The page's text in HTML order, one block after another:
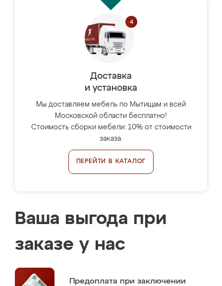
Доставка
и установка
Мы доставляем мебель по Мытищам и всей
Московской области бесплатно!
Стоимость сборки мебели: 10% от стоимости
заказа.
ПЕРЕЙТИ В КАТАЛОГ
Ваша выгода при
заказе у нас
Предоплата при заключении